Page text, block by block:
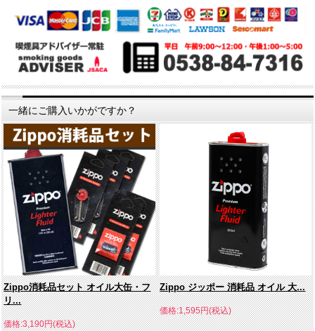
一緒にご購入いかがですか？
Zippo消耗品セット オイル大缶・フ
リ...
価格:3,190円(税込)
Zippo ジッポー 消耗品 オイル 大...
価格:1,595円(税込)